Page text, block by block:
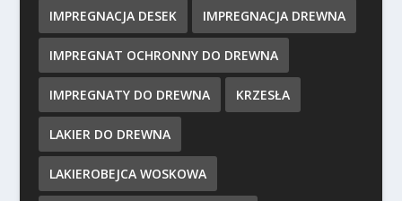
IMPREGNACJA DESEK IMPREGNACJA DREWNA
IMPREGNAT OCHRONNY DO DREWNA
IMPREGNATY DO DREWNA KRZESŁA
LAKIER DO DREWNA
LAKIEROBEJCA WOSKOWA